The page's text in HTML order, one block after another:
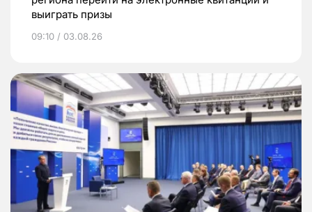
выиграть призы
09:10 / 03.08.26